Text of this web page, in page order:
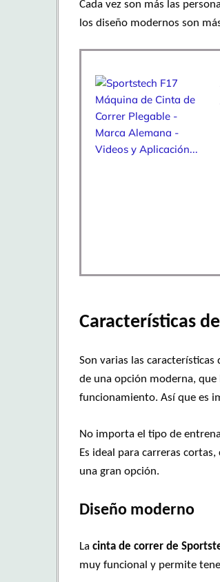
Cada vez son más las
los diseño modernos son
Características
Son varias las
de una opción moderna,
funcionamiento. Así que es
No importa el tipo de
Es ideal para carreras
una gran opción.
Diseño moderno
La cinta de correr de
muy funcional y permite